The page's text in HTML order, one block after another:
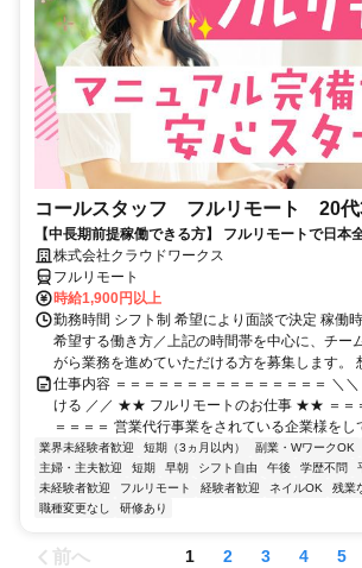
コールスタッフ フルリモート 20代
【中長期前提稼働できる方】 フルリモートで日本
働80時間で安定収入！
株式会社クラウドワークス
フルリモート
時給1,900円以上
勤務時間 シフト制 希望により面談で決定 稼働
希望する働き方／上記の時間帯を中心に、チー
がら業務を進めていただける方を募集します。
仕事内容 ＝＝＝＝＝＝＝＝＝＝＝＝＝＝＝ ＼
ける ／／ ★★ フルリモートのお仕事 ★★ ＝＝
＝＝＝＝ 営業代行事業をされている企業様をし
業界未経験者歓迎 短期（3ヵ月以内） 副業・WワークOK
主婦・主夫歓迎
短期 早朝 シフト自由 午後 学歴不問
未経験者歓迎
フルリモート 経験者歓迎 ネイルOK 残業
職種変更なし
研修あり
前へ 1 2 3 4 5